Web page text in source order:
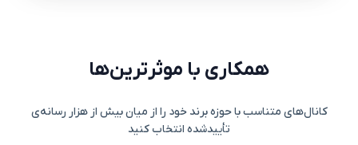
همکاری با موثرترین‌ها
کانال‌های متناسب با حوزه برند خود را از میان بیش از هزار رسانه‌ی
تأییدشده انتخاب کنید